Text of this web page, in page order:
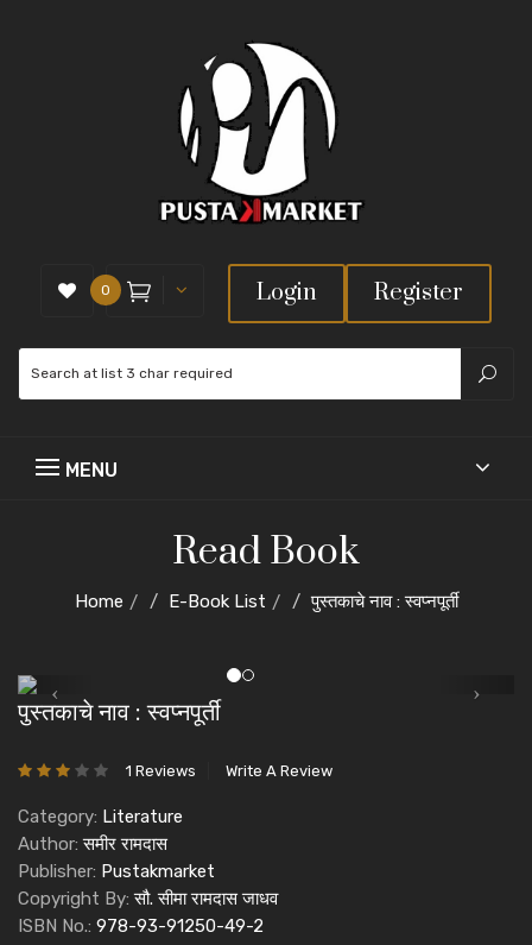
0 Login Register
Read Book
Home E-Book List पुस्तकाचे नाव : स्वप्नपूर्ती
पुस्तकाचे नाव : स्वप्नपूर्ती
1 Reviews Write A Review
Category: Literature
Author:समीर रामदास
Publisher: Pustakmarket
Copyright By:सौ. सीमा रामदास जाधव
ISBN No.: 978-93-91250-49-2